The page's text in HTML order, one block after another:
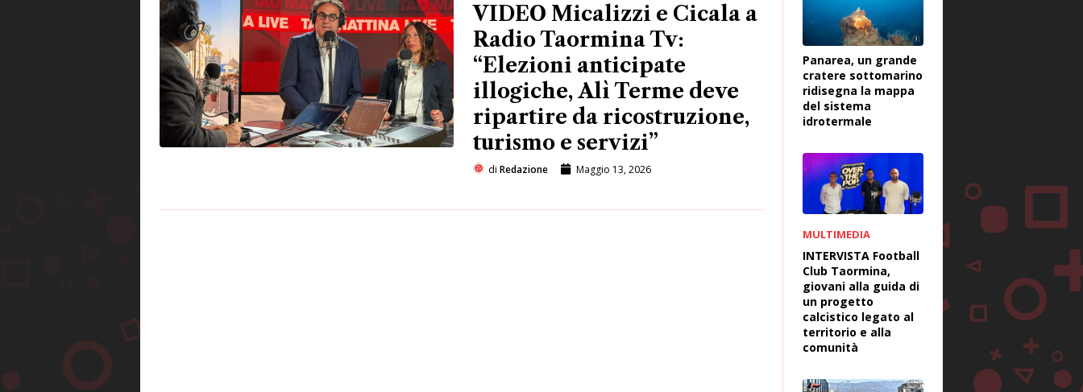
VIDEO Micalizzi e Cicala a
Radio Taormina Tv:
“Elezioni anticipate
illogiche, Alì Terme deve
ripartire da ricostruzione,
turismo e servizi”
di Redazione Maggio 13, 2026
Panarea, un grande
cratere sottomarino
ridisegna la mappa
del sistema
idrotermale
MULTIMEDIA
INTERVISTA Football
Club Taormina,
giovani alla guida di
un progetto
calcistico legato al
territorio e alla
comunità